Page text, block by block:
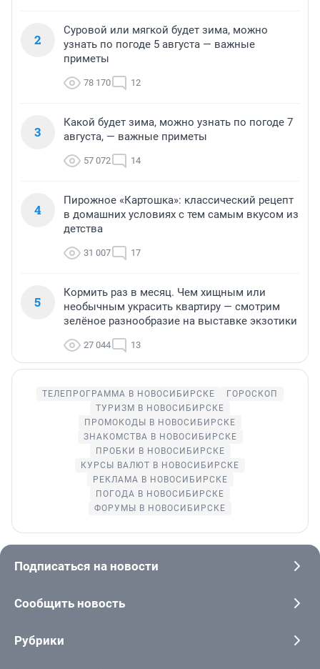
2
Суровой или мягкой будет зима, можно
узнать по погоде 5 августа — важные
приметы
78 170 12
3
Какой будет зима, можно узнать по погоде 7
августа, — важные приметы
57 072 14
4
Пирожное «Картошка»: классический рецепт
в домашних условиях с тем самым вкусом из
детства
31 007 17
5
Кормить раз в месяц. Чем хищным или
необычным украсить квартиру — смотрим
зелёное разнообразие на выставке экзотики
27 044 13
ТЕЛЕПРОГРАММА В НОВОСИБИРСКЕ
ГОРОСКОП
ТУРИЗМ В НОВОСИБИРСКЕ
ПРОМОКОДЫ В НОВОСИБИРСКЕ
ЗНАКОМСТВА В НОВОСИБИРСКЕ
ПРОБКИ В НОВОСИБИРСКЕ
КУРСЫ ВАЛЮТ В НОВОСИБИРСКЕ
РЕКЛАМА В НОВОСИБИРСКЕ
ПОГОДА В НОВОСИБИРСКЕ
ФОРУМЫ В НОВОСИБИРСКЕ
Подписаться на новости
Сообщить новость
Рубрики